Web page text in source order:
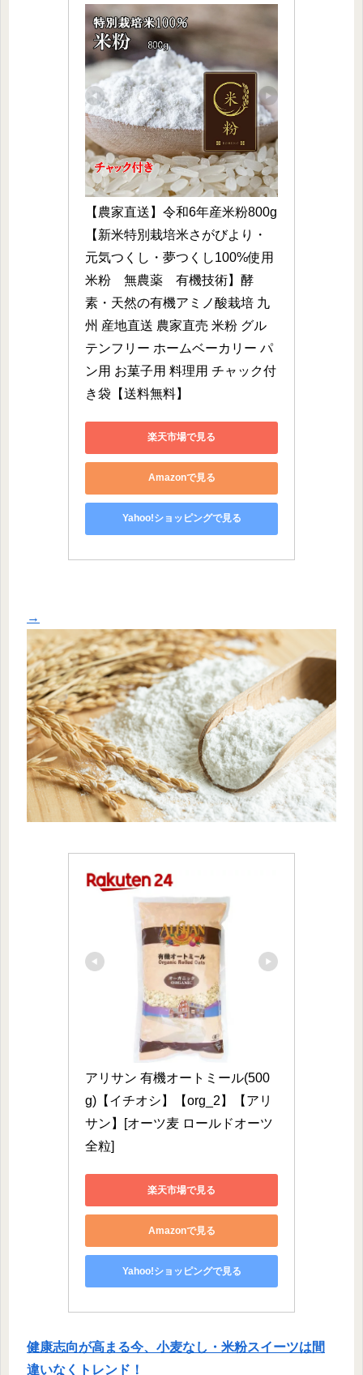
【農家直送】令和6年産米粉800g
【新米特別栽培米さがびより・
元気つくし・夢つくし100%使用
米粉　無農薬　有機技術】酵
素・天然の有機アミノ酸栽培 九
州 産地直送 農家直売 米粉 グル
テンフリー ホームベーカリー パ
ン用 お菓子用 料理用 チャック付
き袋【送料無料】
楽天市場で見る
Amazonで見る
Yahoo!ショッピングで見る
→
アリサン 有機オートミール(500
g)【イチオシ】【org_2】【アリ
サン】[オーツ麦 ロールドオーツ
全粒]
楽天市場で見る
Amazonで見る
Yahoo!ショッピングで見る
健康志向が高まる今、 小麦なし・米粉スイーツは間
違いなくトレンド！